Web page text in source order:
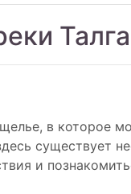
в которое
существует
и